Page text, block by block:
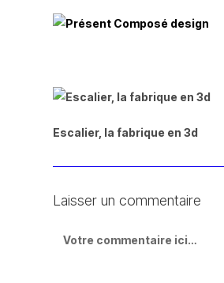
Escalier, la fabrique en 3d
Laisser un commentaire